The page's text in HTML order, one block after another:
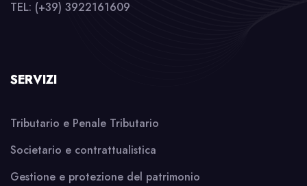
TEL: (+39) 3922161609
SERVIZI
Tributario e Penale Tributario
Societario e contrattualistica
Gestione e protezione del patrimonio